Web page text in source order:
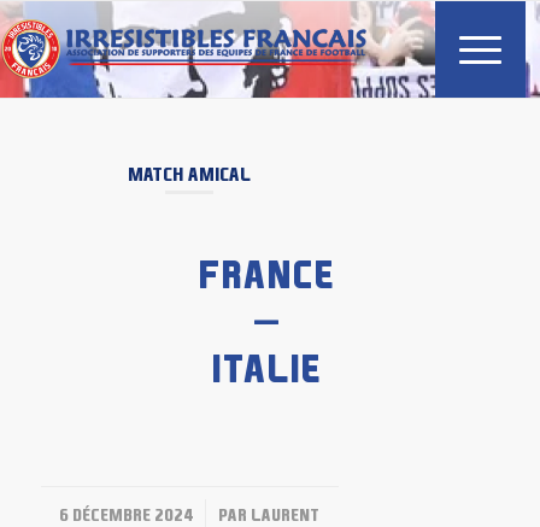
MATCH AMICAL
FRANCE
–
ITALIE
6 DÉCEMBRE 2024
/ PAR LAURENT